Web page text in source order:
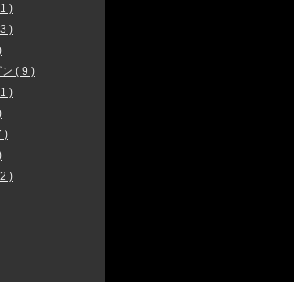
)
)
( 9 )
)
)
)